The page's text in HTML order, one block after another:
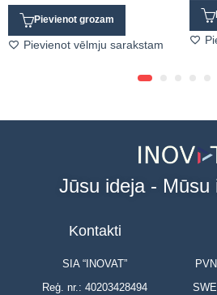
Pievienot grozam
Pievienot vēlmju sarakstam
Jūsu ideja - Mūsu
Kontakti
SIA “INOVAT”
Reģ. nr.: 40203428494